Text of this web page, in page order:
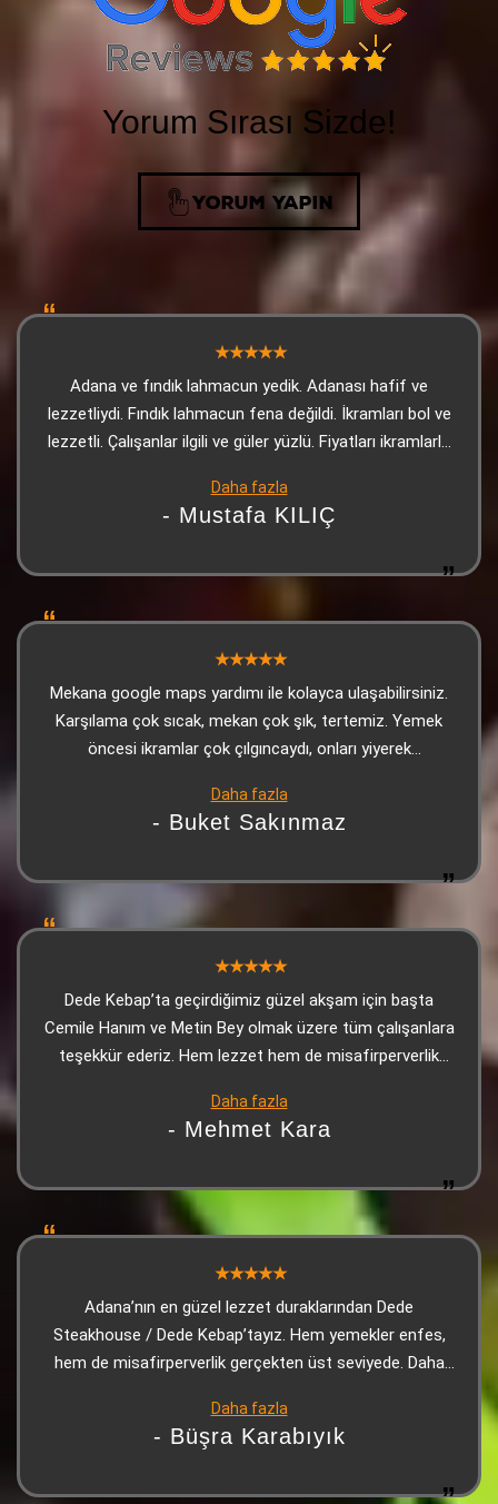
Yorum Sırası Sizde!
YORUM YAPIN
Adana ve fındık lahmacun yedik. Adanası hafif ve
lezzetliydi. Fındık lahmacun fena değildi. İkramları bol ve
lezzetli. Çalışanlar ilgili ve güler yüzlü. Fiyatları ikramlarla
Daha fazla
- Mustafa KILIÇ
Mekana google maps yardımı ile kolayca ulaşabilirsiniz.
Karşılama çok sıcak, mekan çok şık, tertemiz. Yemek
öncesi ikramlar çok çılgıncaydı, onları yiyerek
tatlı (yine ikram) harikaydı. Personel çok sıcakkanlı,
güleryüzlü ve ilgiliydi. Biz çok beğendik tavsiye ediyorum
Daha fazla
- Buket Sakınmaz
Dede Kebap’ta geçirdiğimiz güzel akşam için başta
Cemile Hanım ve Metin Bey olmak üzere tüm çalışanlara
teşekkür ederiz. Hem lezzet hem de misafirperverlik
Daha fazla
- Mehmet Kara
Adana’nın en güzel lezzet duraklarından Dede
Steakhouse / Dede Kebap’tayız. Hem yemekler enfes,
hem de misafirperverlik gerçekten üst seviyede. Daha
makarna ikramı geliyor… Kıvamı, tadı, aroması efsane. Bir
de isli mantar var ki… Gerçekten Dede’nin imzası gibi.
Daha fazla
- Büşra Karabıyık